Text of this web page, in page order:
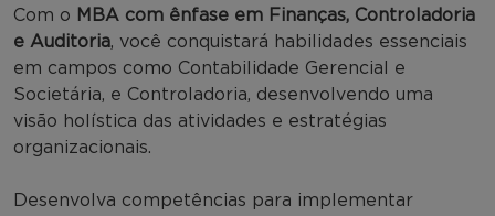
Com o MBA com ênfase em Finanças, Controladoria
e Auditoria, você conquistará habilidades essenciais
em campos como Contabilidade Gerencial e
Societária, e Controladoria, desenvolvendo uma
visão holística das atividades e estratégias
organizacionais.
Desenvolva competências para implementar